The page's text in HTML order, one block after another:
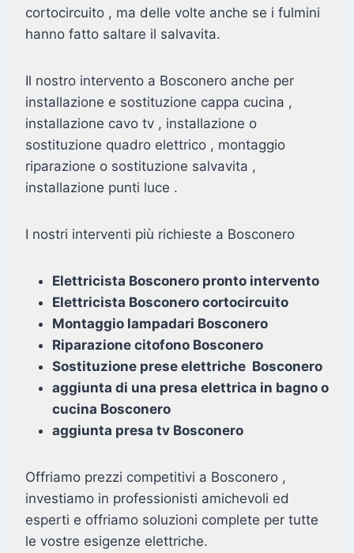
cortocircuito , ma delle volte anche se i fulmini
hanno fatto saltare il salvavita.
Il nostro intervento a Bosconero anche per
installazione e sostituzione cappa cucina ,
installazione cavo tv , installazione o
sostituzione quadro elettrico , montaggio
riparazione o sostituzione salvavita ,
installazione punti luce .
I nostri interventi più richieste a Bosconero
Elettricista Bosconero pronto intervento
Elettricista Bosconero cortocircuito
Montaggio lampadari Bosconero
Riparazione citofono Bosconero
Sostituzione prese elettriche Bosconero
aggiunta di una presa elettrica in bagno o
cucina Bosconero
aggiunta presa tv Bosconero
Offriamo prezzi competitivi a Bosconero ,
investiamo in professionisti amichevoli ed
esperti e offriamo soluzioni complete per tutte
le vostre esigenze elettriche.